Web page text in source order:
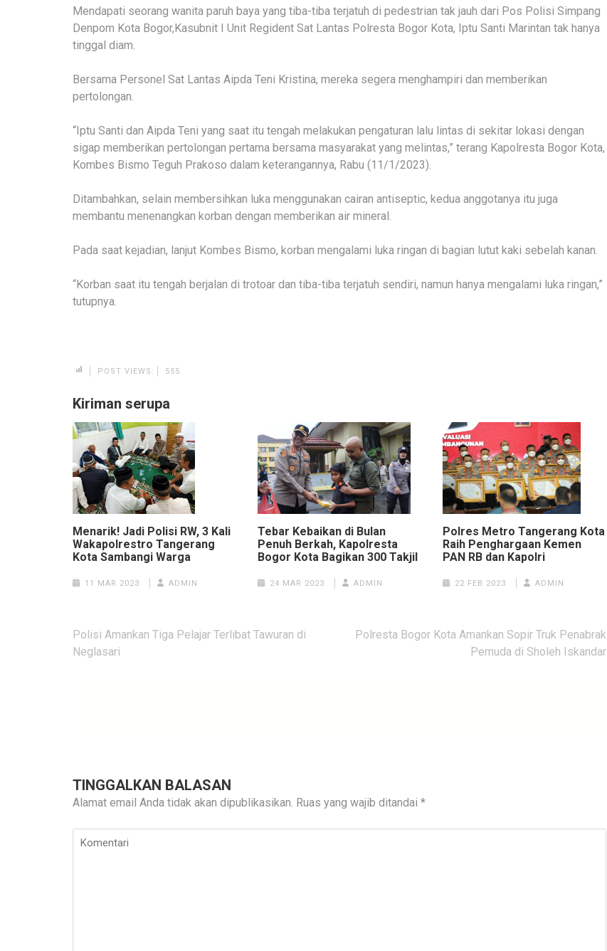
Mendapati seorang wanita paruh baya yang tiba-tiba terjatuh di pedestrian tak jauh dari Pos Polisi Simpang
Denpom Kota Bogor,Kasubnit I Unit Regident Sat Lantas Polresta Bogor Kota, Iptu Santi Marintan tak hanya
tinggal diam.
Bersama Personel Sat Lantas Aipda Teni Kristina, mereka segera menghampiri dan memberikan
pertolongan.
“Iptu Santi dan Aipda Teni yang saat itu tengah melakukan pengaturan lalu lintas di sekitar lokasi dengan
sigap memberikan pertolongan pertama bersama masyarakat yang melintas,” terang Kapolresta Bogor Kota,
Kombes Bismo Teguh Prakoso dalam keterangannya, Rabu (11/1/2023).
Ditambahkan, selain membersihkan luka menggunakan cairan antiseptic, kedua anggotanya itu juga
membantu menenangkan korban dengan memberikan air mineral.
Pada saat kejadian, lanjut Kombes Bismo, korban mengalami luka ringan di bagian lutut kaki sebelah kanan.
“Korban saat itu tengah berjalan di trotoar dan tiba-tiba terjatuh sendiri, namun hanya mengalami luka ringan,”
tutupnya.
POST VIEWS: 555
Kiriman serupa
Menarik! Jadi Polisi RW, 3 Kali
Wakapolrestro Tangerang
Kota Sambangi Warga
11 MAR 2023 ADMIN
Tebar Kebaikan di Bulan
Penuh Berkah, Kapolresta
Bogor Kota Bagikan 300 Takjil
24 MAR 2023 ADMIN
Polres Metro Tangerang Kota
Raih Penghargaan Kemen
PAN RB dan Kapolri
22 FEB 2023 ADMIN
Navigasi
pos
Polisi Amankan Tiga Pelajar Terlibat Tawuran di
Neglasari
Polresta Bogor Kota Amankan Sopir Truk Penabrak
Pemuda di Sholeh Iskandar
TINGGALKAN BALASAN
Alamat email Anda tidak akan dipublikasikan. Ruas yang wajib ditandai *
Komentari